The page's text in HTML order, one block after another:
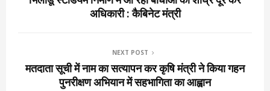
अधिकारी : कैबिनेट मंत्री
NEXT POST
मतदाता सूची में नाम का सत्यापन कर कृषि मंत्री ने किया गहन
पुनरीक्षण अभियान में सहभागिता का आह्वान